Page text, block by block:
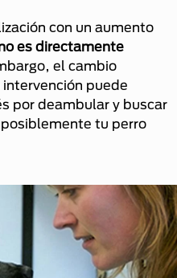
con un aumento
es directamente
el cambio
puede
por deambular y buscar
tu perro